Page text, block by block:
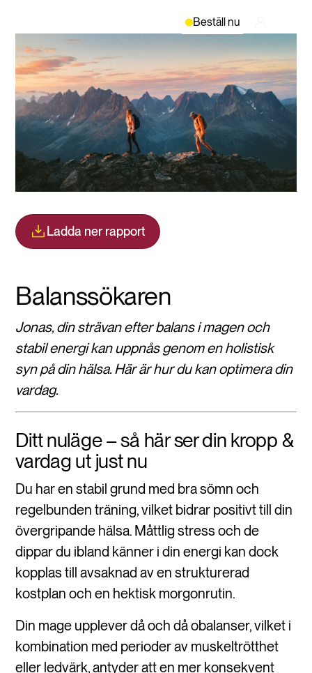
Beställ nu
Ladda ner rapport
Balanssökaren
Jonas, din strävan efter balans i magen och
stabil energi kan uppnås genom en holistisk
syn på din hälsa. Här är hur du kan optimera din
vardag.
Ditt nuläge – så här ser din kropp &
vardag ut just nu
Du har en stabil grund med bra sömn och
regelbunden träning, vilket bidrar positivt till din
övergripande hälsa. Måttlig stress och de
dippar du ibland känner i din energi kan dock
kopplas till avsaknad av en strukturerad
kostplan och en hektisk morgonrutin.
Din mage upplever då och då obalanser, vilket i
kombination med perioder av muskeltrötthet
eller ledvärk, antyder att en mer konsekvent